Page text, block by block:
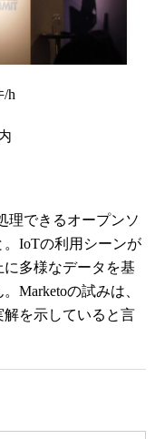
/h
理できるオープンソ
IoTの利用シーンが
多様なデータを基
Marketoの試みは、
を示していると言